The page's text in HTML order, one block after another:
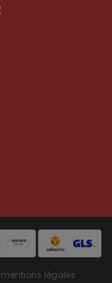
mentions légales